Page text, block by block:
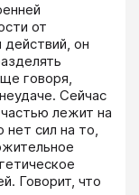
от
он
говоря,
Сейчас
лежит на
нет сил на то,
Говорит, что